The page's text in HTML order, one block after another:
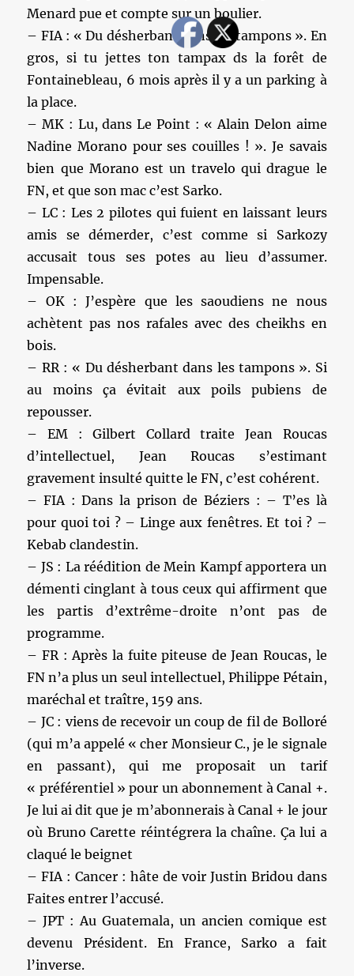
Menard pue et compte sur un boulier.
– FIA : « Du désherbant dans les tampons ». En
gros, si tu jettes ton tampax ds la forêt de
Fontainebleau, 6 mois après il y a un parking à
la place.
– MK : Lu, dans Le Point : « Alain Delon aime
Nadine Morano pour ses couilles ! ». Je savais
bien que Morano est un travelo qui drague le
FN, et que son mac c’est Sarko.
– LC : Les 2 pilotes qui fuient en laissant leurs
amis se démerder, c’est comme si Sarkozy
accusait tous ses potes au lieu d’assumer.
Impensable.
– OK : J’espère que les saoudiens ne nous
achètent pas nos rafales avec des cheikhs en
bois.
– RR : « Du désherbant dans les tampons ». Si
au moins ça évitait aux poils pubiens de
repousser.
– EM : Gilbert Collard traite Jean Roucas
d’intellectuel, Jean Roucas s’estimant
gravement insulté quitte le FN, c’est cohérent.
– FIA : Dans la prison de Béziers : – T’es là
pour quoi toi ? – Linge aux fenêtres. Et toi ? –
Kebab clandestin.
– JS : La réédition de Mein Kampf apportera un
démenti cinglant à tous ceux qui affirment que
les partis d’extrême-droite n’ont pas de
programme.
– FR : Après la fuite piteuse de Jean Roucas, le
FN n’a plus un seul intellectuel, Philippe Pétain,
maréchal et traître, 159 ans.
– JC : viens de recevoir un coup de fil de Bolloré
(qui m’a appelé « cher Monsieur C., je le signale
en passant), qui me proposait un tarif
« préférentiel » pour un abonnement à Canal +.
Je lui ai dit que je m’abonnerais à Canal + le jour
où Bruno Carette réintégrera la chaîne. Ça lui a
claqué le beignet
– FIA : Cancer : hâte de voir Justin Bridou dans
Faites entrer l’accusé.
– JPT : Au Guatemala, un ancien comique est
devenu Président. En France, Sarko a fait
l’inverse.